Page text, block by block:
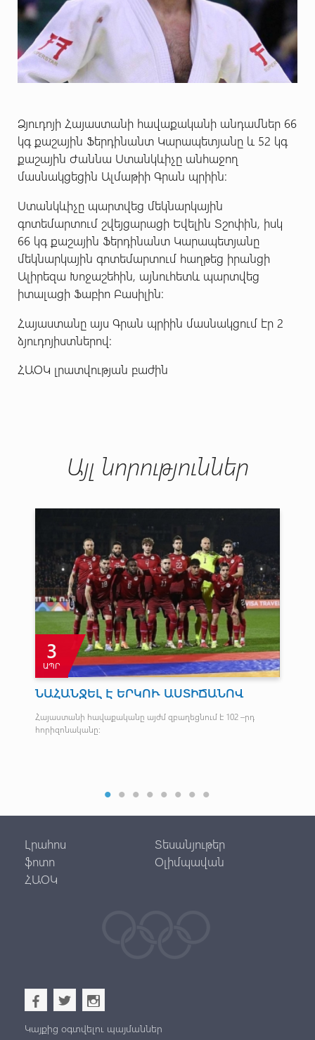
Ձյուդոյի Հայաստանի հավաքականի անդամներ 66
կգ քաշային Ֆերդինանտ Կարապետյանը և 52 կգ
քաշային Ժաննա Ստանկևիչը անհաջող
մասնակցեցին Ալմաթիի Գրան պրիին:
Ստանկևիչը պարտվեց մեկնարկային
գոտեմարտում շվեյցարացի Եվելին Տշոփին, իսկ
66 կգ քաշային Ֆերդինանտ Կարապետյանը
մեկնարկային գոտեմարտում հաղթեց իրանցի
Ալիրեզա Խոջաշեհին, այնուհետև պարտվեց
իտալացի Ֆաբիո Բասիլին:
Հայաստանը այս Գրան պրիին մասնակցում էր 2
ձյուդոյիստներով:
ՀԱՕԿ լրատվության բաժին
Այլ նորություններ
3
ԱՊՐ
ՆԱՀԱՆՋԵԼ Է ԵՐԿՈՒ ԱՍՏԻՃԱՆՈՎ
Հայաստանի հավաքականը այժմ զբաղեցնում է 102 –րդ
հորիզոնականը:
Լրահոս
Տեսանյութեր
ֆոտո
Օլիմպավան
ՀԱՕԿ
b a x
Կայքից օգտվելու պայմաններ